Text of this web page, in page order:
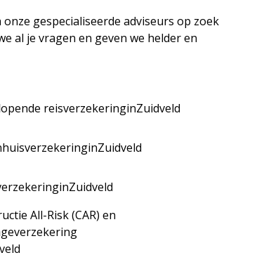
gespecialiseerde adviseurs op zoek
al je vragen en geven we helder en
reisverzekeringinZuidveld
inZuidveld
inZuidveld
All-Risk (CAR) en